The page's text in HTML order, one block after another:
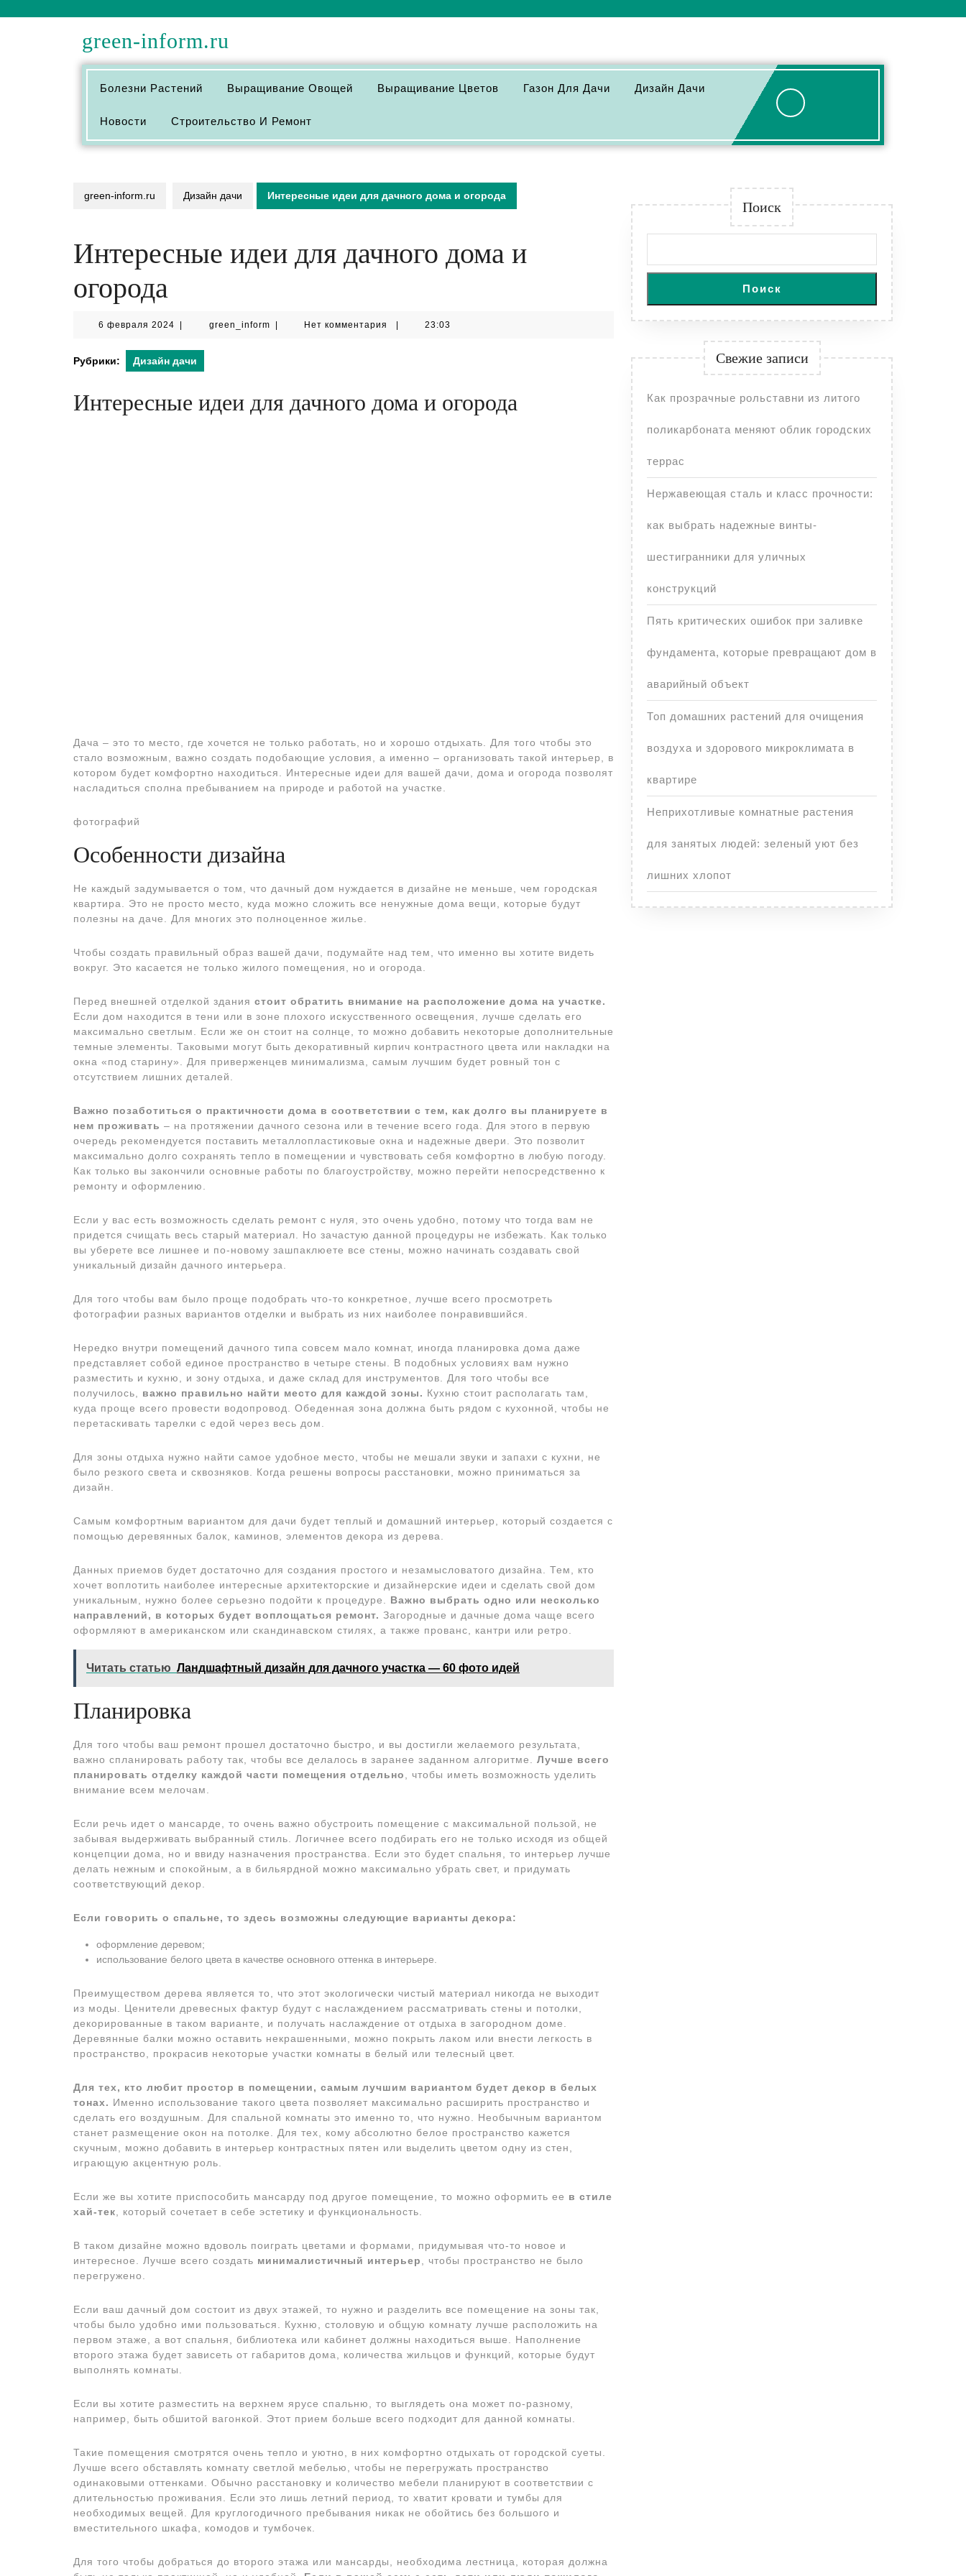
green-inform.ru
Болезни Растений Выращивание Овощей Выращивание Цветов Газон Для Дачи Дизайн Дачи
Новости Строительство И Ремонт
green-inform.ru Дизайн дачи Интересные идеи для дачного дома и огорода
Интересные идеи для дачного дома и
огорода
6 февраля 2024
2024
green_informgreen_informНет комментария 23:03
Рубрики: Дизайн дачи
Интересные идеи для дачного дома и огорода
Дача – это то место, где хочется не только работать, но и хорошо отдыхать. Для того чтобы это
стало возможным, важно создать подобающие условия, а именно – организовать такой интерьер, в
котором будет комфортно находиться. Интересные идеи для вашей дачи, дома и огорода позволят
насладиться сполна пребыванием на природе и работой на участке.
фотографий
Особенности дизайна
Не каждый задумывается о том, что дачный дом нуждается в дизайне не меньше, чем городская
квартира. Это не просто место, куда можно сложить все ненужные дома вещи, которые будут
полезны на даче. Для многих это полноценное жилье.
Чтобы создать правильный образ вашей дачи, подумайте над тем, что именно вы хотите видеть
вокруг. Это касается не только жилого помещения, но и огорода.
Перед внешней отделкой здания стоит обратить внимание на расположение дома на участке.
Если дом находится в тени или в зоне плохого искусственного освещения, лучше сделать его
максимально светлым. Если же он стоит на солнце, то можно добавить некоторые дополнительные
темные элементы. Таковыми могут быть декоративный кирпич контрастного цвета или накладки на
окна «под старину». Для приверженцев минимализма, самым лучшим будет ровный тон с
отсутствием лишних деталей.
Важно позаботиться о практичности дома в соответствии с тем, как долго вы планируете в
нем проживать – на протяжении дачного сезона или в течение всего года. Для этого в первую
очередь рекомендуется поставить металлопластиковые окна и надежные двери. Это позволит
максимально долго сохранять тепло в помещении и чувствовать себя комфортно в любую погоду.
Как только вы закончили основные работы по благоустройству, можно перейти непосредственно к
ремонту и оформлению.
Если у вас есть возможность сделать ремонт с нуля, это очень удобно, потому что тогда вам не
придется счищать весь старый материал. Но зачастую данной процедуры не избежать. Как только
вы уберете все лишнее и по-новому зашпаклюете все стены, можно начинать создавать свой
уникальный дизайн дачного интерьера.
Для того чтобы вам было проще подобрать что-то конкретное, лучше всего просмотреть
фотографии разных вариантов отделки и выбрать из них наиболее понравившийся.
Нередко внутри помещений дачного типа совсем мало комнат, иногда планировка дома даже
представляет собой единое пространство в четыре стены. В подобных условиях вам нужно
разместить и кухню, и зону отдыха, и даже склад для инструментов. Для того чтобы все
получилось, важно правильно найти место для каждой зоны. Кухню стоит располагать там,
куда проще всего провести водопровод. Обеденная зона должна быть рядом с кухонной, чтобы не
перетаскивать тарелки с едой через весь дом.
Для зоны отдыха нужно найти самое удобное место, чтобы не мешали звуки и запахи с кухни, не
было резкого света и сквозняков. Когда решены вопросы расстановки, можно приниматься за
дизайн.
Самым комфортным вариантом для дачи будет теплый и домашний интерьер, который создается с
помощью деревянных балок, каминов, элементов декора из дерева.
Данных приемов будет достаточно для создания простого и незамысловатого дизайна. Тем, кто
хочет воплотить наиболее интересные архитекторские и дизайнерские идеи и сделать свой дом
уникальным, нужно более серьезно подойти к процедуре. Важно выбрать одно или несколько
направлений, в которых будет воплощаться ремонт. Загородные и дачные дома чаще всего
оформляют в американском или скандинавском стилях, а также прованс, кантри или ретро.
Читать статью Ландшафтный дизайн для дачного участка — 60 фото идей
Планировка
Для того чтобы ваш ремонт прошел достаточно быстро, и вы достигли желаемого результата,
важно спланировать работу так, чтобы все делалось в заранее заданном алгоритме. Лучше всего
планировать отделку каждой части помещения отдельно
, чтобы иметь возможность уделить
внимание всем мелочам.
Если речь идет о мансарде, то очень важно обустроить помещение с максимальной пользой, не
забывая выдерживать выбранный стиль. Логичнее всего подбирать его не только исходя из общей
концепции дома, но и ввиду назначения пространства. Если это будет спальня, то интерьер лучше
делать нежным и спокойным, а в бильярдной можно максимально убрать свет, и придумать
соответствующий декор.
Если говорить о спальне, то здесь возможны следующие варианты декора:
оформление деревом;
использование белого цвета в качестве основного оттенка в интерьере.
Преимуществом дерева является то, что этот экологически чистый материал никогда не выходит
из моды. Ценители древесных фактур будут с наслаждением рассматривать стены и потолки,
декорированные в таком варианте, и получать наслаждение от отдыха в загородном доме.
Деревянные балки можно оставить некрашенными, можно покрыть лаком или внести легкость в
пространство, прокрасив некоторые участки комнаты в белый или телесный цвет.
Для тех, кто любит простор в помещении, самым лучшим вариантом будет декор в белых
тонах. Именно использование такого цвета позволяет максимально расширить пространство и
сделать его воздушным. Для спальной комнаты это именно то, что нужно. Необычным вариантом
станет размещение окон на потолке. Для тех, кому абсолютно белое пространство кажется
скучным, можно добавить в интерьер контрастных пятен или выделить цветом одну из стен,
играющую акцентную роль.
Если же вы хотите приспособить мансарду под другое помещение, то можно оформить ее в стиле
хай-тек , который сочетает в себе эстетику и функциональность.
В таком дизайне можно вдоволь поиграть цветами и формами, придумывая что-то новое и
интересное. Лучше всего создать минималистичный интерьер
, чтобы пространство не было
перегружено.
Если ваш дачный дом состоит из двух этажей, то нужно и разделить все помещение на зоны так,
чтобы было удобно ими пользоваться. Кухню, столовую и общую комнату лучше расположить на
первом этаже, а вот спальня, библиотека или кабинет должны находиться выше. Наполнение
второго этажа будет зависеть от габаритов дома, количества жильцов и функций, которые будут
выполнять комнаты.
Если вы хотите разместить на верхнем ярусе спальню, то выглядеть она может по-разному,
например, быть обшитой вагонкой. Этот прием больше всего подходит для данной комнаты.
Такие помещения смотрятся очень тепло и уютно, в них комфортно отдыхать от городской суеты.
Лучше всего обставлять комнату светлой мебелью, чтобы не перегружать пространство
одинаковыми оттенками. Обычно расстановку и количество мебели планируют в соответствии с
длительностью проживания. Если это лишь летний период, то хватит кровати и тумбы для
необходимых вещей. Для круглогодичного пребывания никак не обойтись без большого и
вместительного шкафа, комодов и тумбочек.
Для того чтобы добраться до второго этажа или мансарды, необходима лестница, которая должна
Поиск
Поиск
Свежие записи
Как прозрачные рольставни из литого
поликарбоната меняют облик городских
террас
Нержавеющая сталь и класс прочности:
как выбрать надежные винты-
шестигранники для уличных
конструкций
Пять критических ошибок при заливке
фундамента, которые превращают дом в
аварийный объект
Топ домашних растений для очищения
воздуха и здорового микроклимата в
квартире
Неприхотливые комнатные растения
для занятых людей: зеленый уют без
лишних хлопот